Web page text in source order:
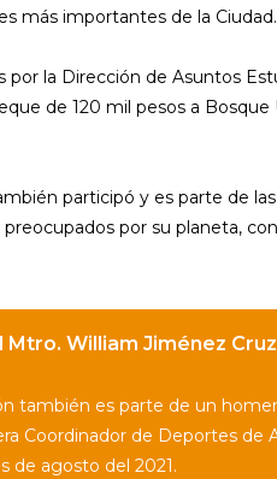
más importantes de la Ciudad.
la Dirección de Asuntos
de 120 mil pesos a Bosque
participó y es parte de
por su planeta,
Mtro. William Jiménez Cruz
también es parte de un
Coordinador de Deportes de
de agosto del 2021.